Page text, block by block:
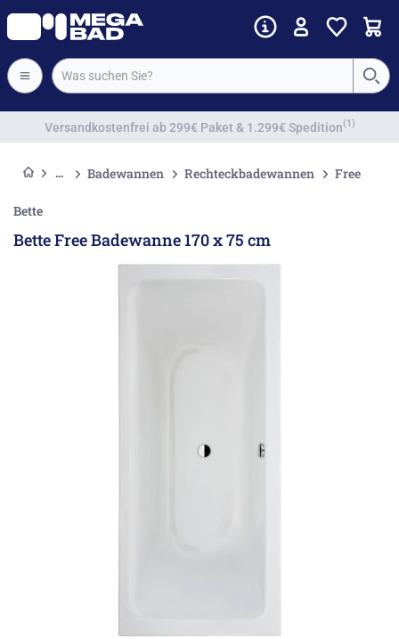
Vorkassenrabatt
Badewannen Rechteckbadewannen Free
Bette
Bette Free Badewanne 170 x 75 cm